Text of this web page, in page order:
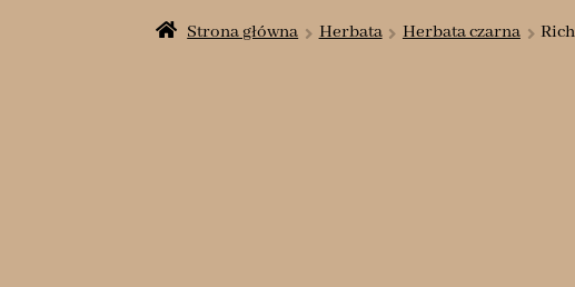
Strona główna Herbata Herbata czarna